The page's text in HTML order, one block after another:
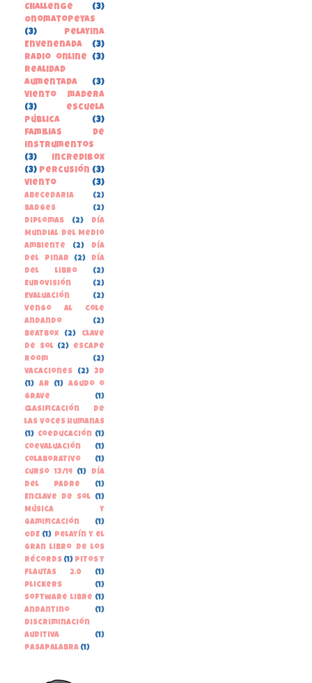
Challenge
(3)
Onomatopeyas
(3)
Pelayina
Envenenada
(3)
Radio online
(3)
Realidad
Aumentada
(3)
Viento madera
(3)
escuela
pública
(3)
familias de
instrumentos
(3)
incredibox
(3) percusión (3)
viento
(3)
Abecedaria
(2)
Badges
(2)
Diplomas
(2)
Día
Mundial del Medio
Ambiente
(2)
Día
del Pinar
(2)
Día
del libro
(2)
Eurovisión
(2)
Evaluación
(2)
Vengo al cole
andando
(2)
beatbox
(2)
clave
de sol (2)
escape
room
(2)
vacaciones
(2)
3D
(1)
AR (1)
Agudo o
grave
(1)
Clasificación de
las voces humanas
(1) Coeducación (1)
Coevaluación
(1)
Colaborativo
(1)
Curso 13/14
(1)
Día
del Padre
(1)
Enclave de Sol
(1)
Música y
gamificación
(1)
ODE (1)
Pelayín y el
gran libro de los
récords (1) Pitos y
Flautas 2.0
(1)
Plickers
(1)
Software libre (1)
andantino
(1)
discriminación
auditiva
(1)
pasapalabra (1)